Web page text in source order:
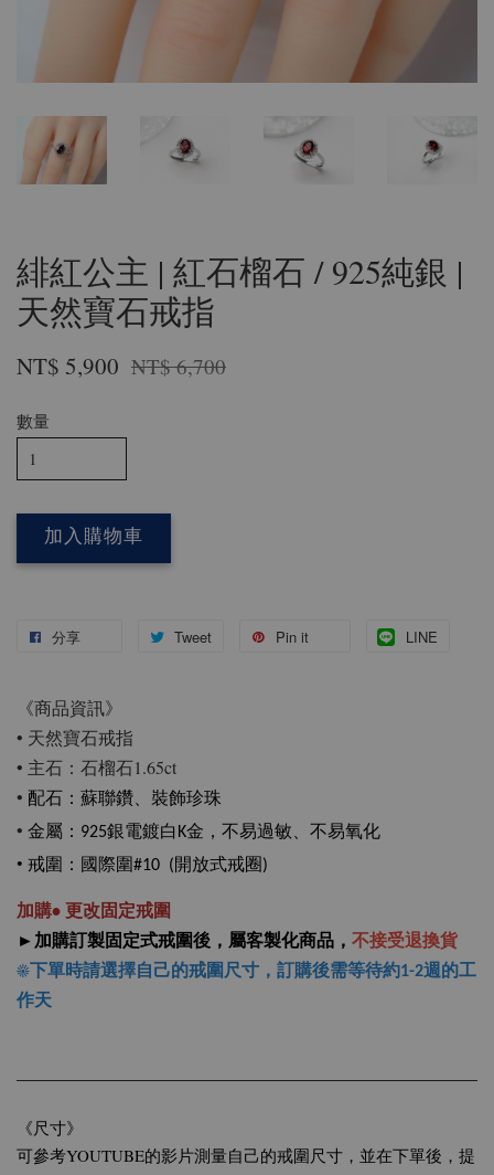
緋紅公主 | 紅石榴石 / 925純銀 |
天然寶石戒指
NT$ 5,900 NT$ 6,700
數量
加入購物車
分享 Tweet Pin it LINE
《商品資訊》
• 天然寶石戒指
• 主石：石榴石1.65ct
• 配石 ：蘇聯鑽、裝飾珍珠
• 金屬：925銀電鍍白K金，不易過敏、不易氧化
• 戒圍 ：國際圍#10 (開放式戒圈)
加購• 更改固定戒圍
►加購訂製固定式戒圍後，屬客製化商品， 不接受退換貨
☀下單時請選擇自己的戒圍尺寸， 訂購後需等待約1-2週的工
作天
《尺寸》
可參考YOUTUBE的影片測量自己的戒圍尺寸，並在下單後，提